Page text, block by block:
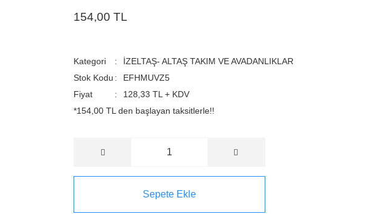
154,00 TL
Kategori
İZELTAŞ- ALTAŞ TAKIM VE AVADANLIKLAR
Stok Kodu
EFHMUVZ5
Fiyat
128,33 TL + KDV
*154,00 TL den başlayan taksitlerle!!
Sepete Ekle